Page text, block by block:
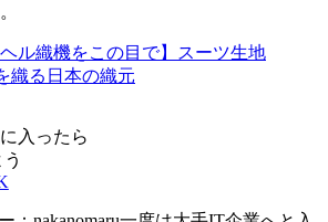
ル織機をこの目で】スーツ生地
織る日本の織元
入ったら